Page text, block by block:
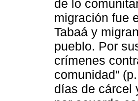
de lo
migración fue
Tabaá y
pueblo. Por
crímenes
comunidad”
días de cárcel